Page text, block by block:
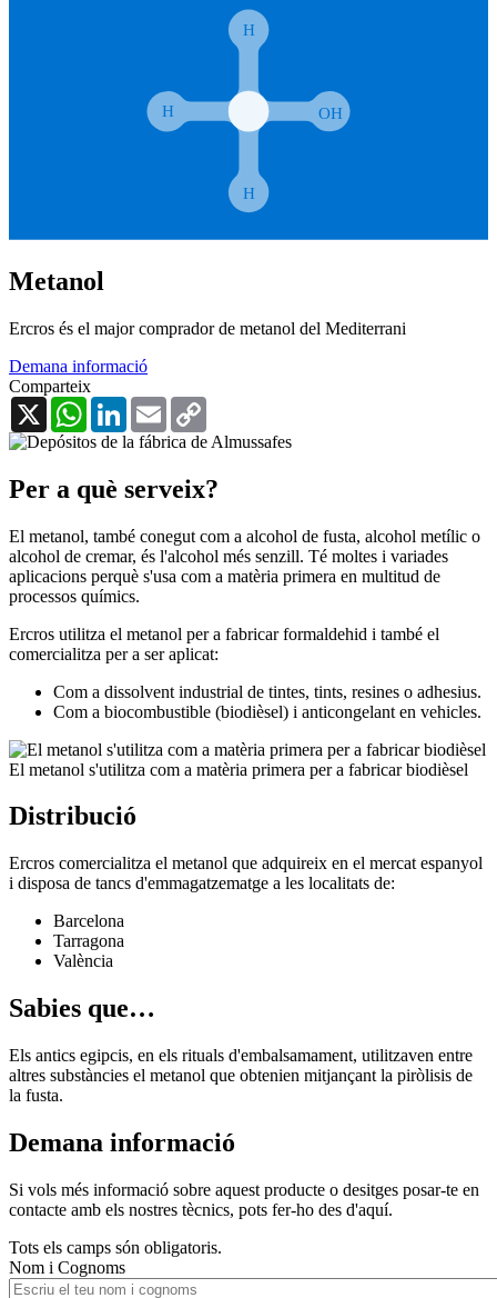
Metanol
Ercros és el major comprador de metanol del Mediterrani
Demana informació
Comparteix
X
WhatsAppLinkedInEmail
Per a què serveix?
El metanol, també conegut com a alcohol de fusta, alcohol metílic o
alcohol de cremar, és l'alcohol més senzill. Té moltes i variades
aplicacions perquè s'usa com a matèria primera en multitud de
processos químics.
Ercros utilitza el metanol per a fabricar formaldehid i també el
comercialitza per a ser aplicat:
Com a dissolvent industrial de tintes, tints, resines o adhesius.
Com a biocombustible (biodièsel) i anticongelant en vehicles.
El metanol s'utilitza com a matèria primera per a fabricar biodièsel
Distribució
Ercros comercialitza el metanol que adquireix en el mercat espanyol
i disposa de tancs d'emmagatzematge a les localitats de:
Barcelona
Tarragona
València
Sabies que…
Els antics egipcis, en els rituals d'embalsamament, utilitzaven entre
altres substàncies el metanol que obtenien mitjançant la piròlisis de
la fusta.
Demana informació
Si vols més informació sobre aquest producte o desitges posar-te en
contacte amb els nostres tècnics, pots fer-ho des d'aquí.
Tots els camps són obligatoris.
Nom i Cognoms